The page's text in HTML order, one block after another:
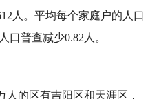
人。平均每个家庭户的人口
口普查减少0.82人。
人的区有吉阳区和天涯区，